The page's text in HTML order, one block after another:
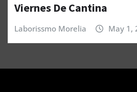
Viernes De Cantina
Laborissmo Morelia May 1,